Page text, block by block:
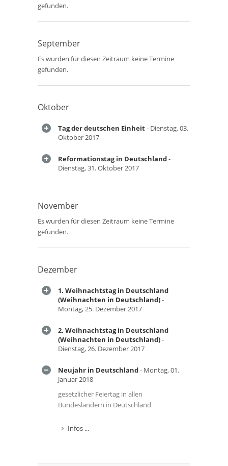
gefunden.
September
Es wurden für diesen Zeitraum keine Termine
gefunden.
Oktober
Tag der deutschen Einheit- Dienstag, 03.
Oktober 2017
Reformationstag in Deutschland-
Dienstag, 31. Oktober 2017
November
Es wurden für diesen Zeitraum keine Termine
gefunden.
Dezember
1. Weihnachtstag in Deutschland
(Weihnachten in Deutschland)-
Montag, 25. Dezember 2017
2. Weihnachtstag in Deutschland
(Weihnachten in Deutschland)-
Dienstag, 26. Dezember 2017
Neujahr in Deutschland- Montag, 01.
Januar 2018
gesetzlicher Feiertag in allen
Bundesländern in Deutschland
Infos ...